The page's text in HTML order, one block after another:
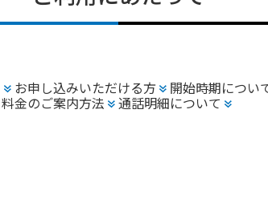
お申し込みいただける方 開始時期につい
料金のご案内方法 通話明細について